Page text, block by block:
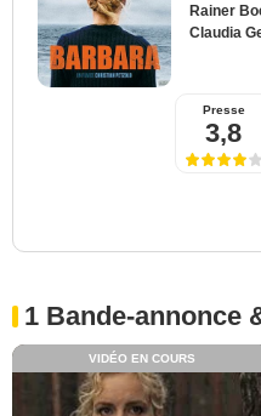
Rainer
Claudia
Presse
3,8
1 Bande-annonce
VIDÉO EN COURS